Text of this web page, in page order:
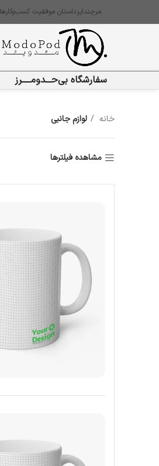
مرچندایزداستان موفقیت کسب‌وکارها
سفارشگاه بی‌حـــدومـــــرز
خانه لوازم جانبی
مشاهده فیلترها